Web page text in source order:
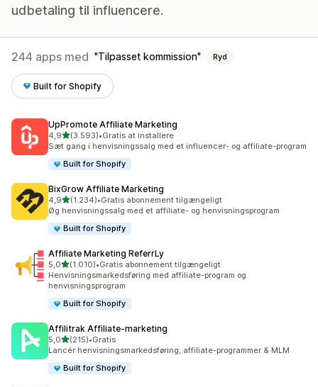
udbetaling til influencere.
244 apps med Tilpasset kommission Ryd
Built for Shopify
UpPromote Affiliate Marketing
4,9ud af 5 stjerner
(3.593)
3593 anmeldelser i alt
•Gratis at installere
Sæt gang i henvisningssalg med et influencer- og affiliate-program
Built for Shopify
BixGrow Affiliate Marketing
4,9ud af 5 stjerner
(1.234)
1234 anmeldelser i alt
•Gratis abonnement tilgængeligt
Øg henvisningssalg med et affiliate- og henvisningsprogram
Built for Shopify
Affiliate Marketing ReferrLy
5,0ud af 5 stjerner
(1.010)
1010 anmeldelser i alt
•Gratis abonnement tilgængeligt
Henvisningsmarkedsføring med affiliate-program og
henvisningsprogram
Built for Shopify
Affilitrak Affiliate‑marketing
5,0ud af 5 stjerner
(215)
215 anmeldelser i alt
•Gratis
Lancér henvisningsmarkedsføring, affiliate-programmer & MLM
Built for Shopify